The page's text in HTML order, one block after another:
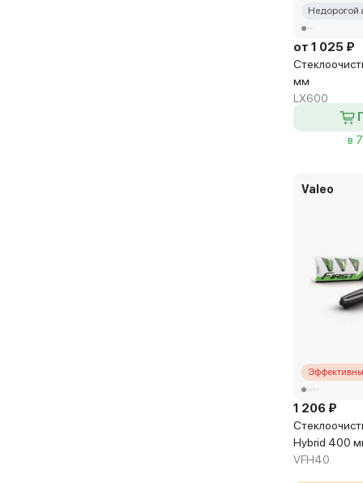
Недорогой
от 1 025 ₽
мм
LX600
в
Valeo
1 206 ₽
Hybrid 400
VFH40